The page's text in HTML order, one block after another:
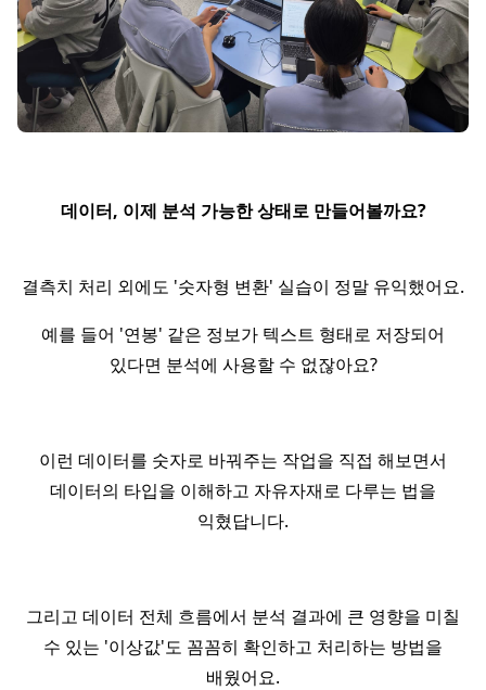
데이터, 이제 분석 가능한 상태로 만들어볼까요?
결측치 처리 외에도 '숫자형 변환' 실습이 정말 유익했어요.
예를 들어 '연봉' 같은 정보가 텍스트 형태로 저장되어
있다면 분석에 사용할 수 없잖아요?
이런 데이터를 숫자로 바꿔주는 작업을 직접 해보면서
데이터의 타입을 이해하고 자유자재로 다루는 법을
익혔답니다.
그리고 데이터 전체 흐름에서 분석 결과에 큰 영향을 미칠
수 있는 '이상값'도 꼼꼼히 확인하고 처리하는 방법을
배웠어요.